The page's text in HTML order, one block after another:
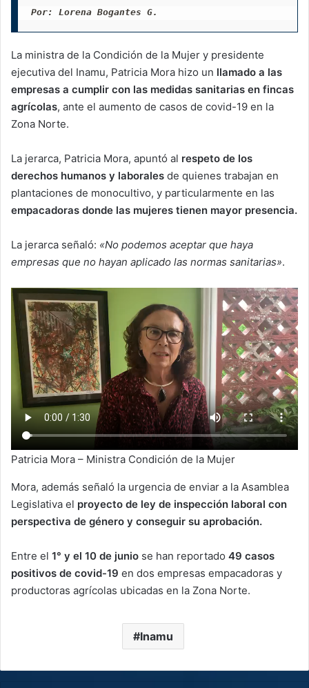
Por: Lorena Bogantes G.
La ministra de la Condición de la Mujer y presidente
ejecutiva del Inamu, Patricia Mora hizo un llamado a las
empresas a cumplir con las medidas sanitarias en fincas
agrícolas, ante el aumento de casos de covid-19 en la
Zona Norte.
La jerarca, Patricia Mora, apuntó al respeto de los
derechos humanos y laborales de quienes trabajan en
plantaciones de monocultivo, y particularmente en las
empacadoras donde las mujeres tienen mayor presencia.
La jerarca señaló: «No podemos aceptar que haya
empresas que no hayan aplicado las normas sanitarias».
Patricia Mora – Ministra Condición de la Mujer
Mora, además señaló la urgencia de enviar a la Asamblea
Legislativa el proyecto de ley de inspección laboral con
perspectiva de género y conseguir su aprobación.
Entre el 1° y el 10 de junio se han reportado 49 casos
positivos de covid-19 en dos empresas empacadoras y
productoras agrícolas ubicadas en la Zona Norte.
Inamu